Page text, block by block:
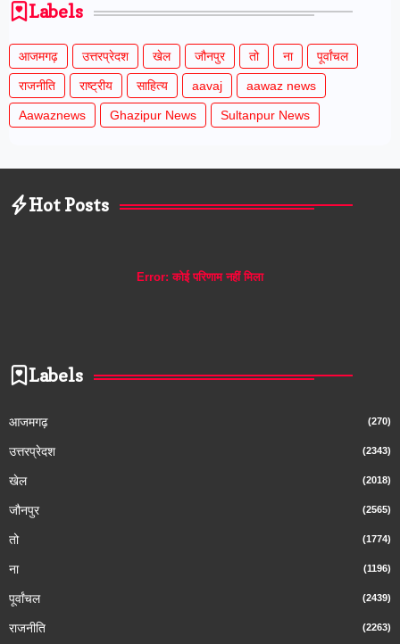
Labels
आजमगढ़ उत्तरप्रेदश खेल जौनपुर तो ना पूर्वांचल
राजनीति राष्ट्रीय साहित्य aavaj aawaz news
Aawaznews Ghazipur News Sultanpur News
Hot Posts
Error: कोई परिणाम नहीं मिला
Labels
आजमगढ़ (270)
उत्तरप्रेदश (2343)
खेल (2018)
जौनपुर (2565)
तो (1774)
ना (1196)
पूर्वांचल (2439)
राजनीति (2263)